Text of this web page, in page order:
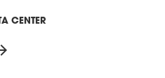
CENTER